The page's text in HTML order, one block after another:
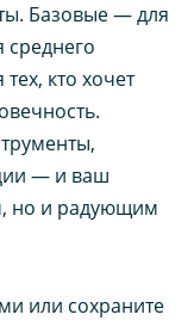
Базовые — для
кто хочет
— и ваш
но и радующим
или сохраните